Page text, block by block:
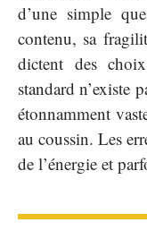
d’une simple
contenu, sa
dictent des
standard n’existe
étonnamment
au coussin. Les
de l’énergie et